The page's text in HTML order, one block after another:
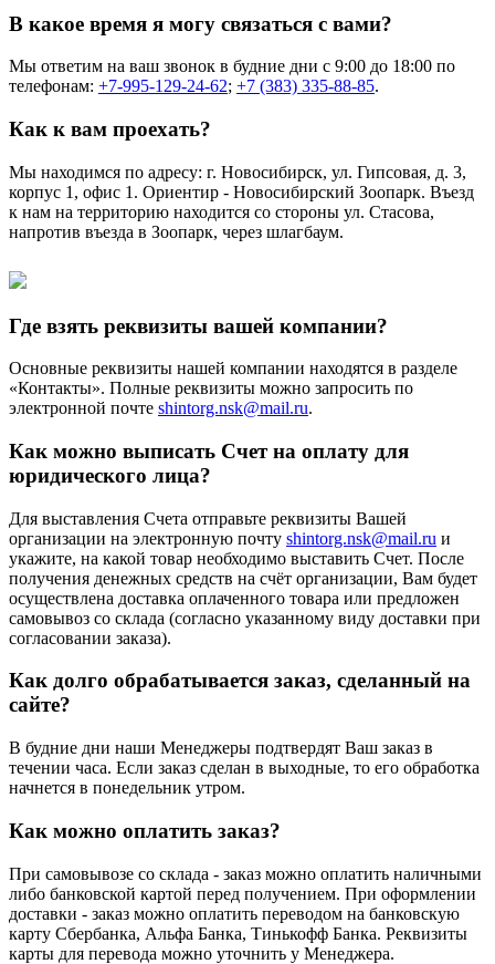
В какое время я могу связаться с вами?
Мы ответим на ваш звонок в будние дни с 9:00 до 18:00 по
телефонам: +7-995-129-24-62; +7 (383) 335-88-85.
Как к вам проехать?
Мы находимся по адресу: г. Новосибирск, ул. Гипсовая, д. 3,
корпус 1, офис 1. Ориентир - Новосибирский Зоопарк. Въезд
к нам на территорию находится со стороны ул. Стасова,
напротив въезда в Зоопарк, через шлагбаум.
Где взять реквизиты вашей компании?
Основные реквизиты нашей компании находятся в разделе
«Контакты». Полные реквизиты можно запросить по
электронной почте shintorg.nsk@mail.ru.
Как можно выписать Счет на оплату для
юридического лица?
Для выставления Счета отправьте реквизиты Вашей
организации на электронную почту shintorg.nsk@mail.ru и
укажите, на какой товар необходимо выставить Счет. После
получения денежных средств на счёт организации, Вам будет
осуществлена доставка оплаченного товара или предложен
самовывоз со склада (согласно указанному виду доставки при
согласовании заказа).
Как долго обрабатывается заказ, сделанный на
сайте?
В будние дни наши Менеджеры подтвердят Ваш заказ в
течении часа. Если заказ сделан в выходные, то его обработка
начнется в понедельник утром.
Как можно оплатить заказ?
При самовывозе со склада - заказ можно оплатить наличными
либо банковской картой перед получением. При оформлении
доставки - заказ можно оплатить переводом на банковскую
карту Сбербанка, Альфа Банка, Тинькофф Банка. Реквизиты
карты для перевода можно уточнить у Менеджера.